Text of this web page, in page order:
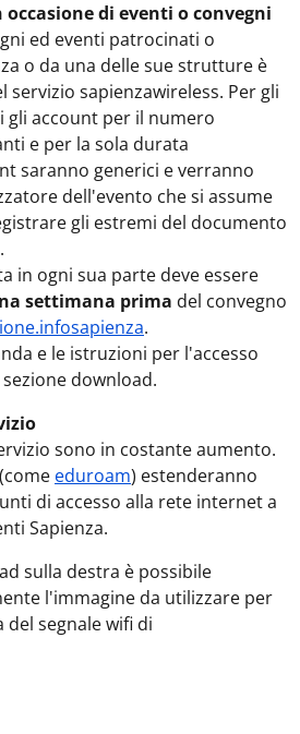
di eventi o convegni
ed eventi patrocinati o
o da una delle sue strutture è
servizio sapienzawireless. Per gli
account per il numero
e per la sola durata
saranno generici e verranno
dell'evento che si assume
gli estremi del documento
in ogni sua parte deve essere
settimana prima del convegno
.
e le istruzioni per l'accesso
download.
sono in costante aumento.
eduroam) estenderanno
di accesso alla rete internet a
Sapienza.
sulla destra è possibile
l'immagine da utilizzare per
del segnale wifi di